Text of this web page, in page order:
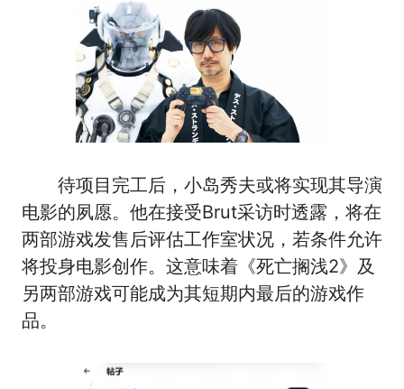
待项目完工后，小岛秀夫或将实现其导演
电影的夙愿。他在接受Brut采访时透露，将在
两部游戏发售后评估工作室状况，若条件允许
将投身电影创作。这意味着《死亡搁浅2》及
另两部游戏可能成为其短期内最后的游戏作
品。